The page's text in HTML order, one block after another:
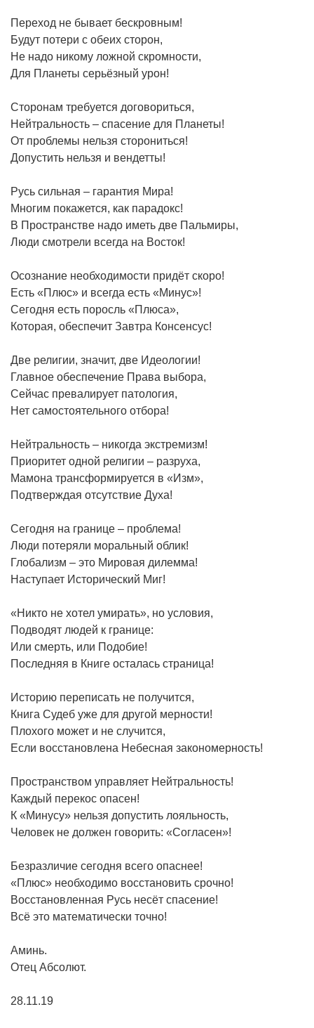
Переход не бывает бескровным!
Будут потери с обеих сторон,
Не надо никому ложной скромности,
Для Планеты серьёзный урон!
Сторонам требуется договориться,
Нейтральность – спасение для Планеты!
От проблемы нельзя сторониться!
Допустить нельзя и вендетты!
Русь сильная – гарантия Мира!
Многим покажется, как парадокс!
В Пространстве надо иметь две Пальмиры,
Люди смотрели всегда на Восток!
Осознание необходимости придёт скоро!
Есть «Плюс» и всегда есть «Минус»!
Сегодня есть поросль «Плюса»,
Которая, обеспечит Завтра Консенсус!
Две религии, значит, две Идеологии!
Главное обеспечение Права выбора,
Сейчас превалирует патология,
Нет самостоятельного отбора!
Нейтральность – никогда экстремизм!
Приоритет одной религии – разруха,
Мамона трансформируется в «Изм»,
Подтверждая отсутствие Духа!
Сегодня на границе – проблема!
Люди потеряли моральный облик!
Глобализм – это Мировая дилемма!
Наступает Исторический Миг!
«Никто не хотел умирать», но условия,
Подводят людей к границе:
Или смерть, или Подобие!
Последняя в Книге осталась страница!
Историю переписать не получится,
Книга Судеб уже для другой мерности!
Плохого может и не случится,
Если восстановлена Небесная закономерность!
Пространством управляет Нейтральность!
Каждый перекос опасен!
К «Минусу» нельзя допустить лояльность,
Человек не должен говорить: «Согласен»!
Безразличие сегодня всего опаснее!
«Плюс» необходимо восстановить срочно!
Восстановленная Русь несёт спасение!
Всё это математически точно!
Аминь.
Отец Абсолют.
28.11.19